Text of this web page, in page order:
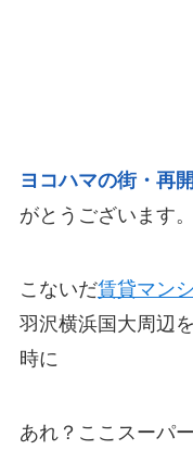
ヨコハマの街・再
がとうございます。
こないだ賃貸マン
羽沢横浜国大周辺
時に
あれ？ここスーパ